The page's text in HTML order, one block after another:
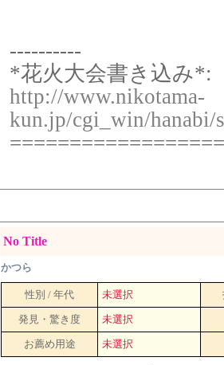
----------
*花火大会書き込み*:
http://www.nikotama-
kun.jp/cgi_win/hanabi/
No Title
かつら
性別 / 年代 未選択
発見・驚き度 未選択
お薦め用途 未選択